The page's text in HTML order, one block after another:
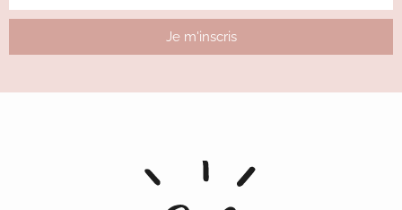
Je m'inscris